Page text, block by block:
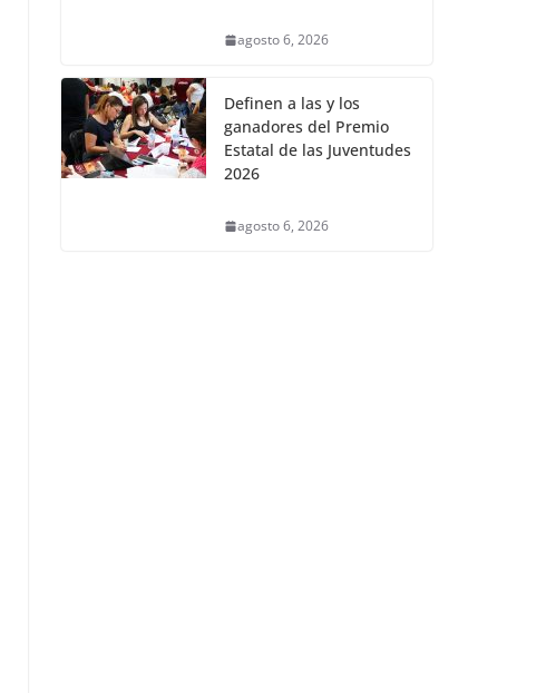
agosto 6, 2026
Definen a las y los
ganadores del Premio
Estatal de las Juventudes
2026
agosto 6, 2026